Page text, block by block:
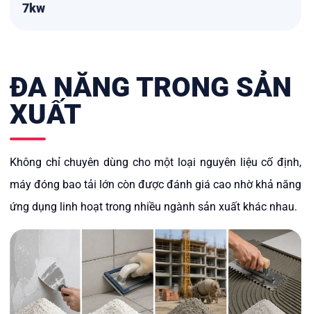
7kw
ĐA NĂNG TRONG SẢN
XUẤT
Không chỉ chuyên dùng cho một loại nguyên liệu cố định,
máy đóng bao tải lớn còn được đánh giá cao nhờ khả năng
ứng dụng linh hoạt trong nhiều ngành sản xuất khác nhau.